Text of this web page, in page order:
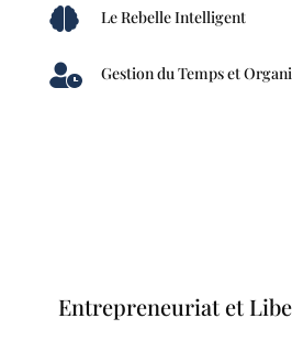
 Le Rebelle Intelligent
 Gestion du Temps et
Entrepreneuriat et